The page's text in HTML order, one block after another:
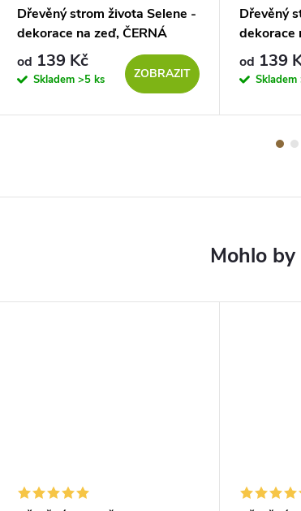
Dřevěný strom života Selene -
dekorace na zeď, ČERNÁ
od 139 Kč
Skladem >5 ks ZOBRAZIT
Dřevěný
dekorace
od 139
Skladem